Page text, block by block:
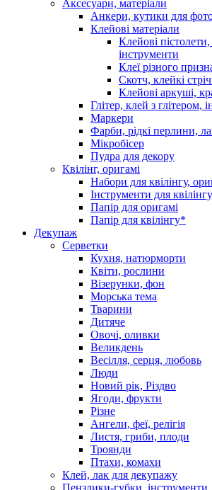
Аксесуари, матеріали
Анкери, кутики для
Клейові матеріали
Клейові
інструменти
Клеї різного
Скотч, клейкі
Клейові аркуші,
Глітер, клей з глітером,
Маркери
Фарби, рідкі перлини,
Мікробісер
Пудра для декору
Квілінг, оригамі
Набори для квілінгу,
Інструменти для
Папір для оригамі
Папір для квілінгу*
Декупаж
Серветки
Кухня, натюрморти
Квіти, рослини
Візерунки, фон
Морська тема
Тварини
Дитяче
Овочі, оливки
Великдень
Весілля, серця, любовь
Люди
Новий рік, Різдво
Ягоди, фрукти
Різне
Ангели, феї, релігія
Листя, гриби, плоди
Троянди
Птахи, комахи
Клей, лак для декупажу
Пензлики-губки, інструменти